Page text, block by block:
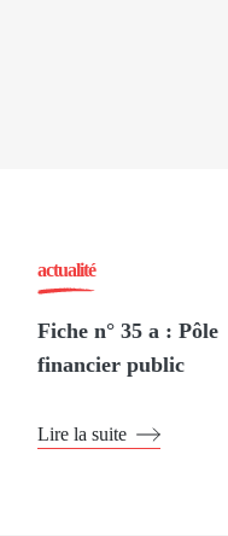
actualité
Fiche n° 35 a : Pôle
financier public
Lire la suite